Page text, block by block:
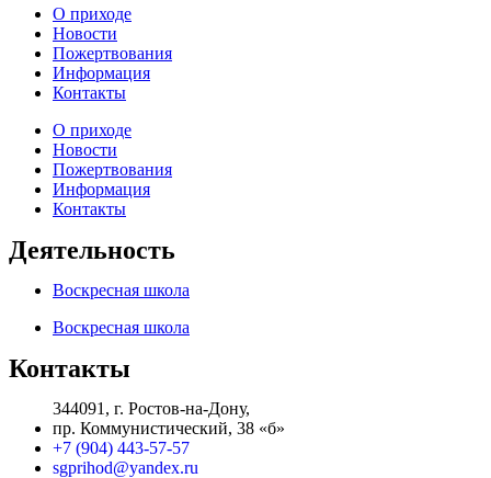
О приходе
Новости
Пожертвования
Информация
Контакты
О приходе
Новости
Пожертвования
Информация
Контакты
Деятельность
Воскресная школа
Воскресная школа
Контакты
344091, г. Ростов-на-Дону,
пр. Коммунистический, 38 «б»
+7 (904) 443-57-57
sgprihod@yandex.ru